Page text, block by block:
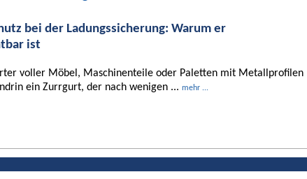
bei der Ladungssicherung: Warum er
ist
voller Möbel, Maschinenteile oder Paletten mit Metallprofilen
ein Zurrgurt, der nach wenigen ... mehr ...